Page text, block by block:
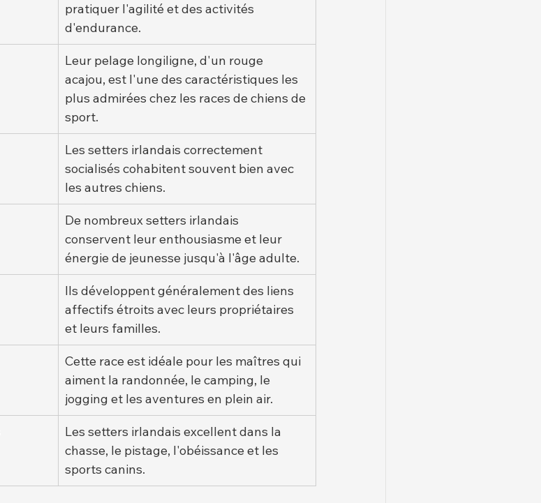
pratiquer l'agilité et des activités
d'endurance.
Leur pelage longiligne, d'un rouge
acajou, est l'une des caractéristiques les
plus admirées chez les races de chiens de
sport.
Les setters irlandais correctement
socialisés cohabitent souvent bien avec
les autres chiens.
De nombreux setters irlandais
conservent leur enthousiasme et leur
énergie de jeunesse jusqu'à l'âge adulte.
Ils développent généralement des liens
affectifs étroits avec leurs propriétaires
et leurs familles.
Cette race est idéale pour les maîtres qui
aiment la randonnée, le camping, le
jogging et les aventures en plein air.
Les setters irlandais excellent dans la
chasse, le pistage, l'obéissance et les
sports canins.